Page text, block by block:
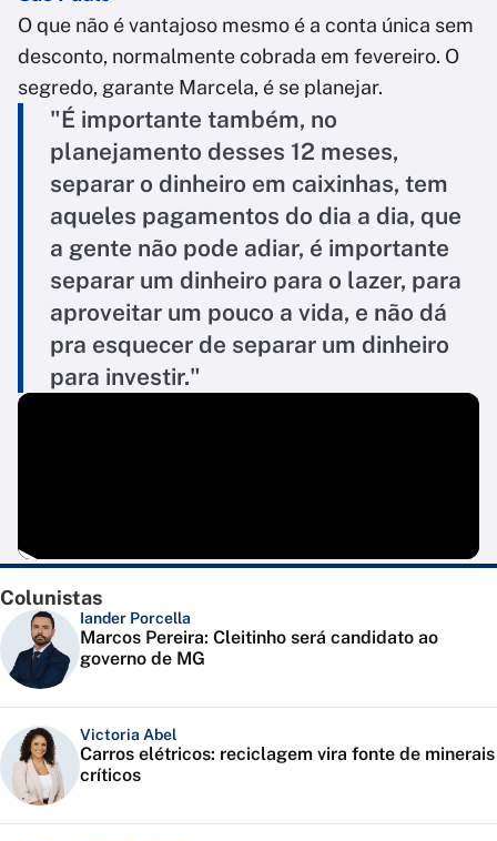
O que não é vantajoso mesmo é a conta única sem
desconto, normalmente cobrada em fevereiro. O
segredo, garante Marcela, é se planejar.
"É importante também, no
planejamento desses 12 meses,
separar o dinheiro em caixinhas, tem
aqueles pagamentos do dia a dia, que
a gente não pode adiar, é importante
separar um dinheiro para o lazer, para
aproveitar um pouco a vida, e não dá
pra esquecer de separar um dinheiro
para investir."
Colunistas
Iander Porcella
Marcos Pereira: Cleitinho será candidato ao
governo de MG
Victoria Abel
Carros elétricos: reciclagem vira fonte de minerais
críticos